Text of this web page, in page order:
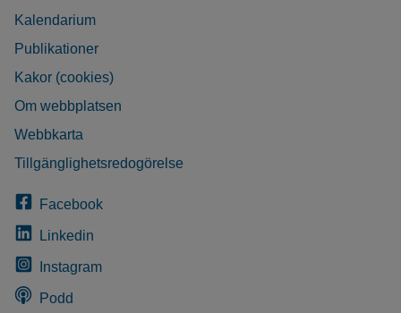
Kalendarium
Publikationer
Kakor (cookies)
Om webbplatsen
Webbkarta
Tillgänglighetsredogörelse
Facebook
Linkedin
Instagram
Podd